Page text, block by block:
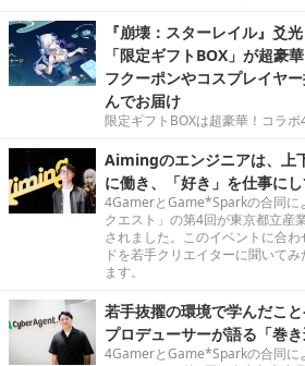
『崩壊：スターレイル』爻
「限定ギフトBOX」が超豪
フクーポンやコスプレイヤ
んでお届け
限定ギフトBOXは超豪華！コラ
Aimingのエンジニアは、上
に働き、「好き」を仕事にし
4GamerとGame*Sparkの合同に
クエスト」の第4回が東京都立産
されました。このイベントに合
ドを若手クリエイターに聞いて
ます。
若手抜擢の環境で学んだこ
プロデューサーが語る「巻
4GamerとGame*Sparkの合同に